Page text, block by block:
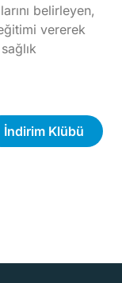
belirleyen,
vererek
İndirim Klübü